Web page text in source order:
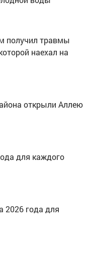
получил травмы
наехал на
открыли Аллею
для каждого
2026 года для